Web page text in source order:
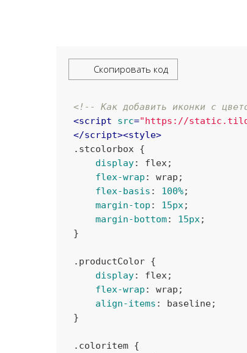
Скопировать код
<!-- Как добавить иконки с
<script src="https://
</script><style>
.stcolorbox
{
display: flex ;
flex-wrap : wrap ;
flex-basis : 100%;
margin-top : 15px ;
margin-bottom: 15px ;
}
.productColor {
display: flex ;
flex-wrap : wrap ;
align-items : baseline;
}
.coloritem {